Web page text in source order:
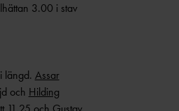
3.00 i stav
längd. Assar
och Hilding